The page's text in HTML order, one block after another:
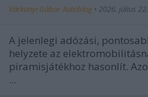
Várkonyi Gábor Autóblog • 2026. július 22.
A jelenlegi adózási,
helyzete az
piramisjátékhoz hasonlít.
...